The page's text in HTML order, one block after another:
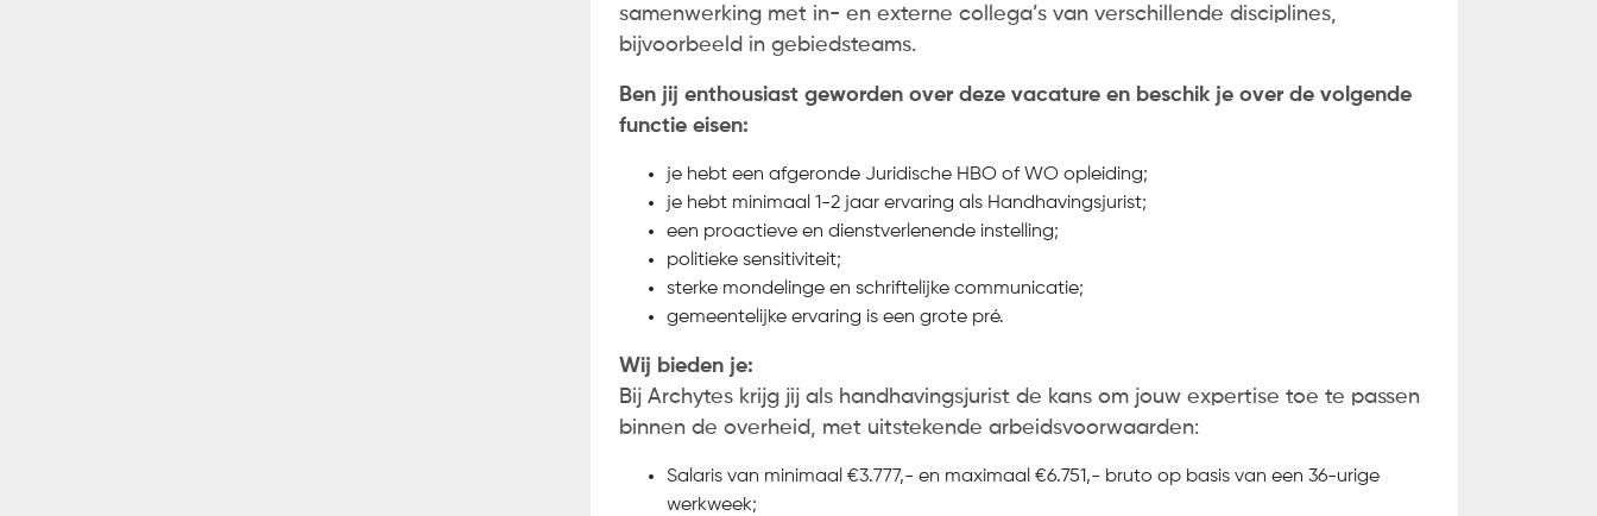
samenwerking met in- en externe collega’s van verschillende disciplines,
bijvoorbeeld in gebiedsteams.
Ben jij enthousiast geworden over deze vacature en beschik je over de volgende
functie eisen:
je hebt een afgeronde Juridische HBO of WO opleiding;
je hebt minimaal 1-2 jaar ervaring als Handhavingsjurist;
een proactieve en dienstverlenende instelling;
politieke sensitiviteit;
sterke mondelinge en schriftelijke communicatie;
gemeentelijke ervaring is een grote pré.
Wij bieden je:
Bij Archytes krijg jij als handhavingsjurist de kans om jouw expertise toe te passen
binnen de overheid, met uitstekende arbeidsvoorwaarden:
Salaris van minimaal €3.777,- en maximaal €6.751,- bruto op basis van een 36-urige
werkweek;